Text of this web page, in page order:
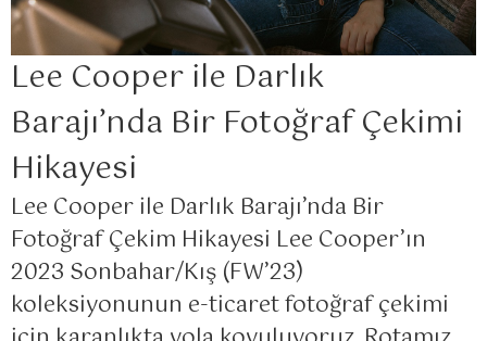
Lee Cooper ile Darlık
Barajı’nda Bir Fotoğraf Çekimi
Hikayesi
Lee Cooper ile Darlık Barajı’nda Bir
Fotoğraf Çekim Hikayesi Lee Cooper’ın
2023 Sonbahar/Kış (FW’23)
koleksiyonunun e-ticaret fotoğraf çekimi